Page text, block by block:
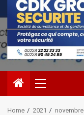
Primary
Menu
Home 2021 novembre